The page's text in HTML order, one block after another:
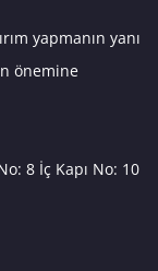
yapmanın yanı
önemine
8 İç Kapı No: 10